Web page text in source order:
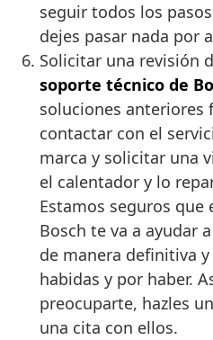
seguir todos los
dejes pasar nada por
Solicitar una revisión
soporte técnico de
soluciones anteriores
contactar con el
marca y solicitar una
el calentador y lo
Estamos seguros que
Bosch te va a ayudar
de manera definitiva
habidas y por haber.
preocuparte, hazles
una cita con ellos.